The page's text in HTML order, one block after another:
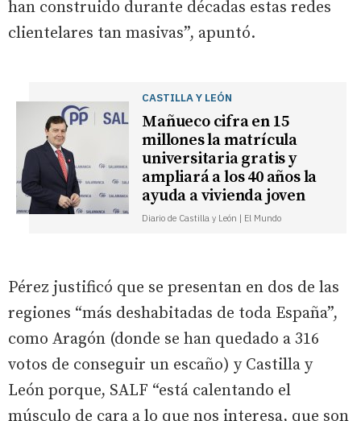
han construido durante décadas estas redes
clientelares tan masivas”, apuntó.
CASTILLA Y LEÓN
Mañueco cifra en 15
millones la matrícula
universitaria gratis y
ampliará a los 40 años la
ayuda a vivienda joven
Diario de Castilla y León | El Mundo
Pérez justificó que se presentan en dos de las
regiones “más deshabitadas de toda España”,
como Aragón (donde se han quedado a 316
votos de conseguir un escaño) y Castilla y
León porque, SALF “está calentando el
músculo de cara a lo que nos interesa, que son